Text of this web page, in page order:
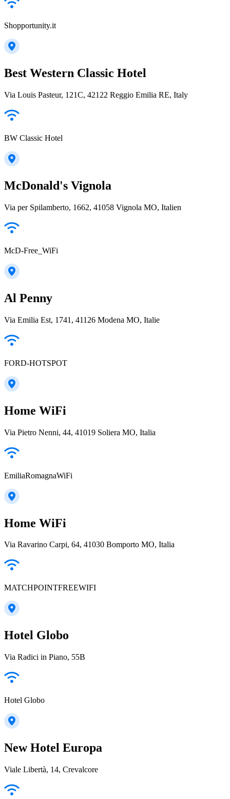
Shopportunity.it
Best Western Classic Hotel
Via Louis Pasteur, 121C, 42122 Reggio Emilia RE, Italy
BW Classic Hotel
McDonald's Vignola
Via per Spilamberto, 1662, 41058 Vignola MO, Italien
McD-Free_WiFi
Al Penny
Via Emilia Est, 1741, 41126 Modena MO, Italie
FORD-HOTSPOT
Home WiFi
Via Pietro Nenni, 44, 41019 Soliera MO, Italia
EmiliaRomagnaWiFi
Home WiFi
Via Ravarino Carpi, 64, 41030 Bomporto MO, Italia
MATCHPOINTFREEWIFI
Hotel Globo
Via Radici in Piano, 55B
Hotel Globo
New Hotel Europa
Viale Libertà, 14, Crevalcore